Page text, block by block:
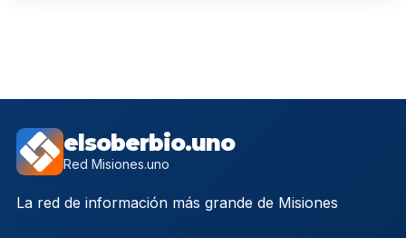
elsoberbio.uno
Red Misiones.uno
La red de información más grande de Misiones